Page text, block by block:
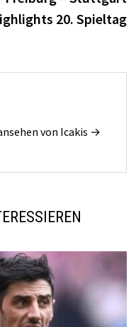
20. Spieltag
von Icakis →